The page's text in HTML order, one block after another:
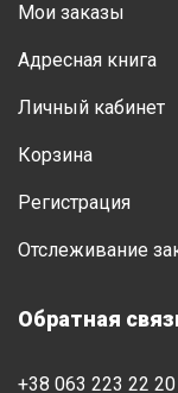
Мои заказы
Адресная книга
Личный кабинет
Корзина
Регистрация
Отслеживание
Обратная
+38 063 223 22 20